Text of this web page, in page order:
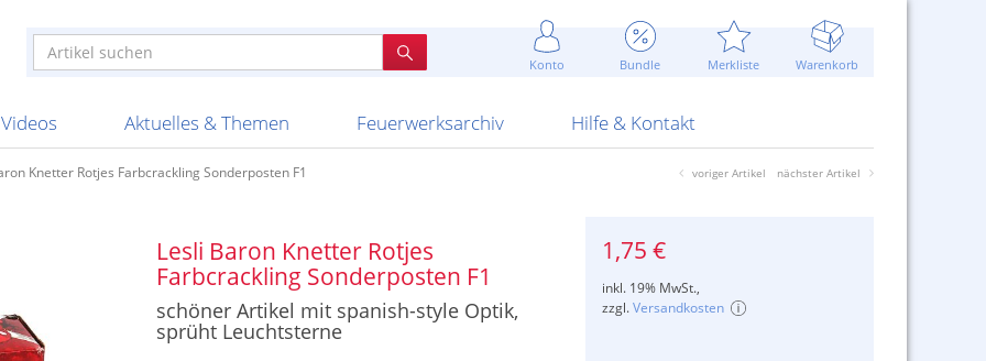
Konto Bundle Merkliste Warenkorb
Schallerzeuger P1
Feuerwerk T1
Schachteln und Attrappen
Streich- und Bengalhölzer
Blitzschnell...
Sommerpreise u.v.m.
Videos
Knallkörper
Batterien
Aktuelles & Themen
Ladenverkauf 2024
20 Jahre Feuerwerksvitrine
Ausnahmegenehmigung
Sammlertreffen
Feuerwerksarchiv
Fireworks Apel Feuerwerk Argento Feuerwerk ARS Pirotecnia
BKV Vuurwerk Bothmer Pyrotechnik
Hilfe & Kontakt
Bestellschluss
Altersnachweis
Versanddienste
Gewerbetreibende
Kontaktformular
AGB
Knetter Rotjes Farbcrackling Sonderposten F1 voriger Artikel nächster Artikel
Lesli Baron Knetter Rotjes
Farbcrackling Sonderposten F1
schöner Artikel mit spanish-style Optik,
sprüht Leuchtsterne
1,75 €
inkl. 19% MwSt.,
zzgl.Versandkosten